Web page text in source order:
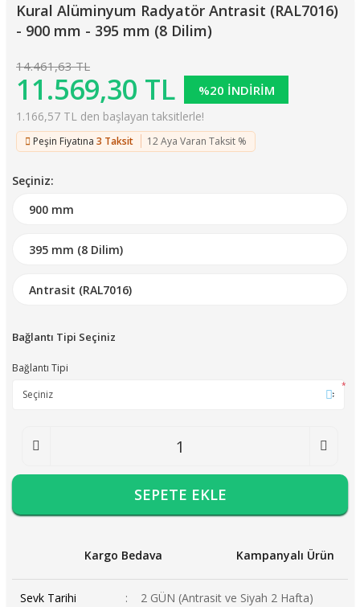
Kural Alüminyum Radyatör Antrasit (RAL7016)
- 900 mm - 395 mm (8 Dilim)
14.461,63 TL
11.569,30 TL %20 İNDİRİM
1.166,57 TL den başlayan taksitlerle!
Peşin Fiyatına 3 Taksit 12 Aya Varan Taksit %
Seçiniz:
Bağlantı Tipi Seçiniz
Bağlantı Tipi
*
SEPETE EKLE
Kargo Bedava Kampanyalı Ürün
Sevk Tarihi
2 GÜN (Antrasit ve Siyah 2 Hafta)